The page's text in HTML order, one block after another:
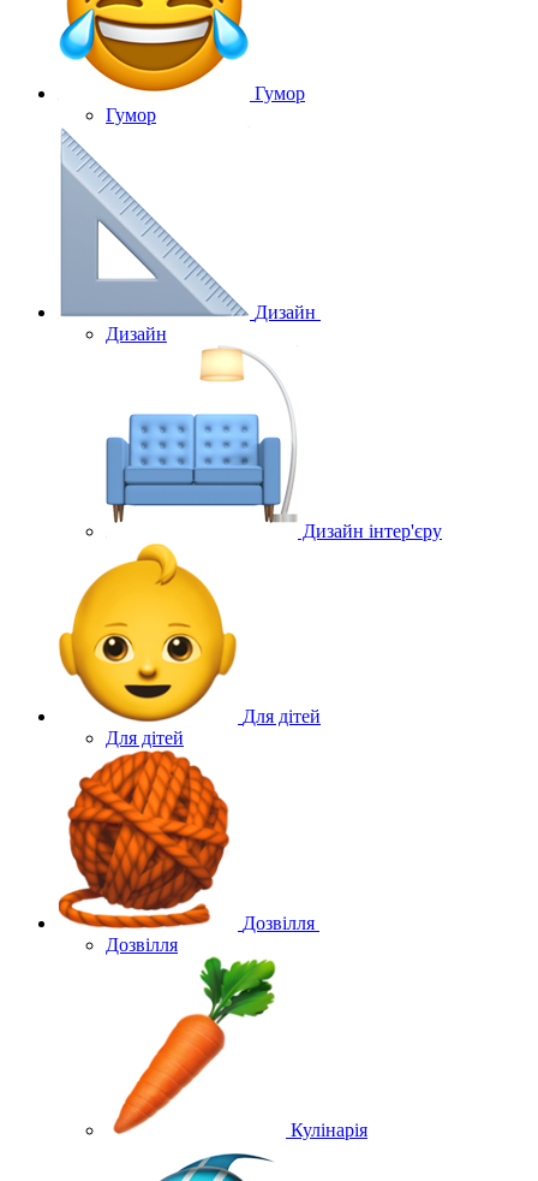
Гумор
Гумор
Дизайн
Дизайн
Дизайн інтер'єру
Для дітей
Для дітей
Дозвілля
Дозвілля
Кулінарія